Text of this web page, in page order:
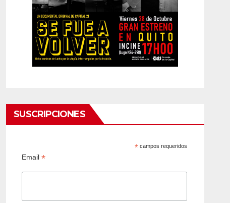
SUSCRIPCIONES
* campos requeridos
Email *